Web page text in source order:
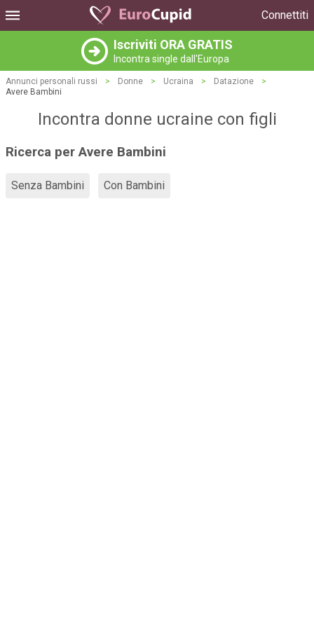
Connettiti
Iscriviti ORA GRATIS
Incontra single dall'Europa
Annunci personali russi > Donne > Ucraina > Datazione
>
Avere Bambini
Incontra donne ucraine con figli
Ricerca per Avere Bambini
Senza Bambini Con Bambini